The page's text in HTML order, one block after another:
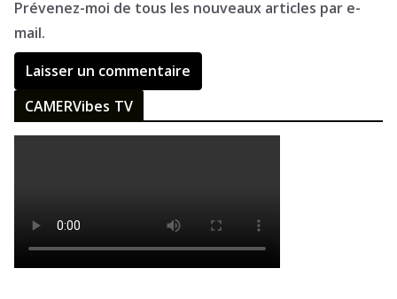
Prévenez-moi de tous les nouveaux articles par e-
mail.
CAMERVibes TV